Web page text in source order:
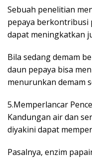
Sebuah penelitian
pepaya berkontribusi
dapat meningkatkan
Bila sedang demam
daun pepaya bisa
menurunkan demam
5.Memperlancar
Kandungan air dan
diyakini dapat
Pasalnya, enzim